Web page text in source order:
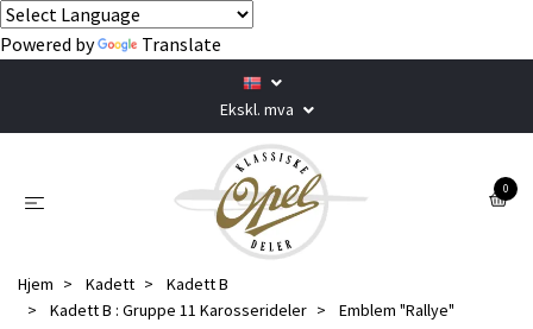
Powered by Translate
Ekskl. mva
0
Hjem Kadett
Kadett B
Kadett B : Gruppe 11 Karosserideler
Emblem "Rallye"